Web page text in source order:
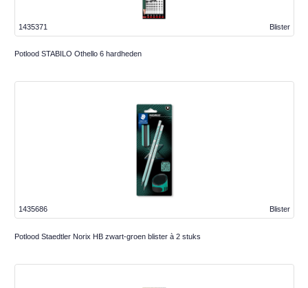
Blister
1435371
Potlood STABILO Othello 6 hardheden
Blister
1435686
Potlood Staedtler Norix HB zwart-groen blister à 2 stuks